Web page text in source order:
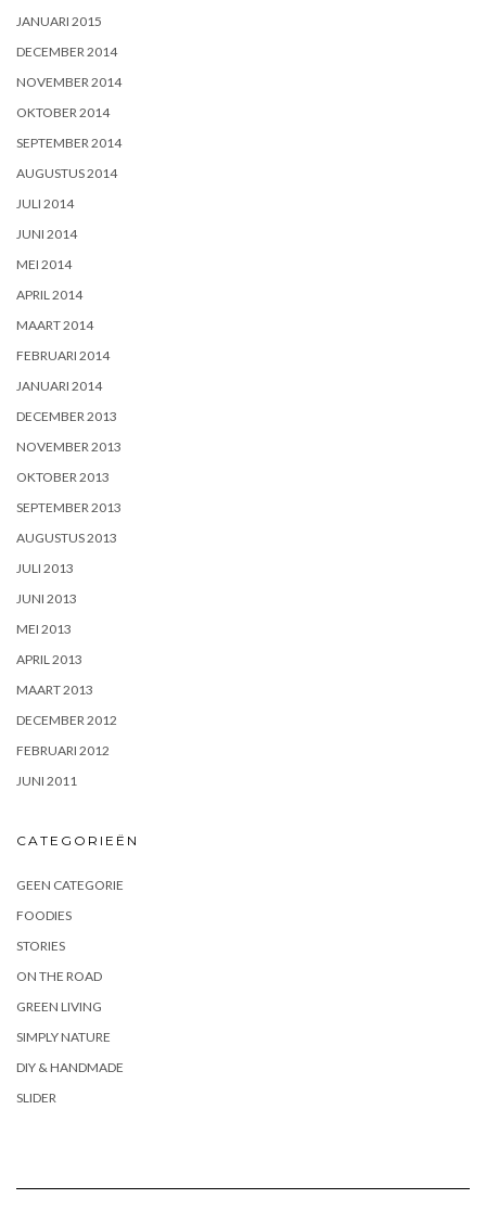
JANUARI 2015
DECEMBER 2014
NOVEMBER 2014
OKTOBER 2014
SEPTEMBER 2014
AUGUSTUS 2014
JULI 2014
JUNI 2014
MEI 2014
APRIL 2014
MAART 2014
FEBRUARI 2014
JANUARI 2014
DECEMBER 2013
NOVEMBER 2013
OKTOBER 2013
SEPTEMBER 2013
AUGUSTUS 2013
JULI 2013
JUNI 2013
MEI 2013
APRIL 2013
MAART 2013
DECEMBER 2012
FEBRUARI 2012
JUNI 2011
CATEGORIEËN
GEEN CATEGORIE
FOODIES
STORIES
ON THE ROAD
GREEN LIVING
SIMPLY NATURE
DIY & HANDMADE
SLIDER